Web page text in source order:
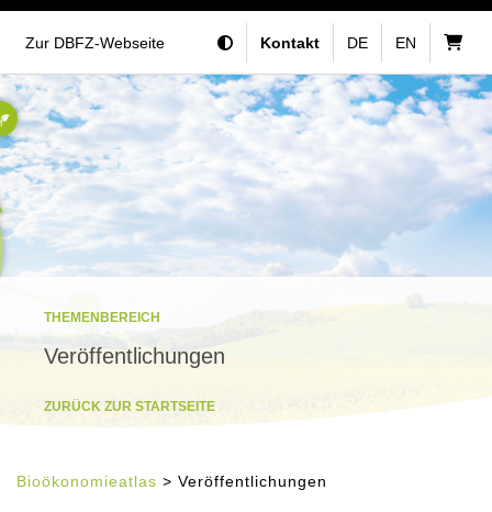
Zur DBFZ-Webseite Kontakt DE EN
THEMENBEREICH
Veröffentlichungen
ZURÜCK ZUR STARTSEITE
Bioökonomieatlas > Veröffentlichungen